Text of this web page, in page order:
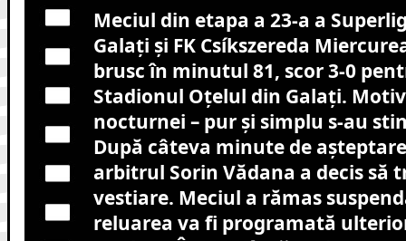
Meciul din etapa a 23-a a
Galați și FK Csíkszereda
brusc în minutul 81, scor 3-0
Stadionul Oțelul din Galați.
nocturnei – pur și simplu s-au
După câteva minute de
arbitrul Sorin Vădana a decis să
vestiare. Meciul a rămas
reluarea va fi programată